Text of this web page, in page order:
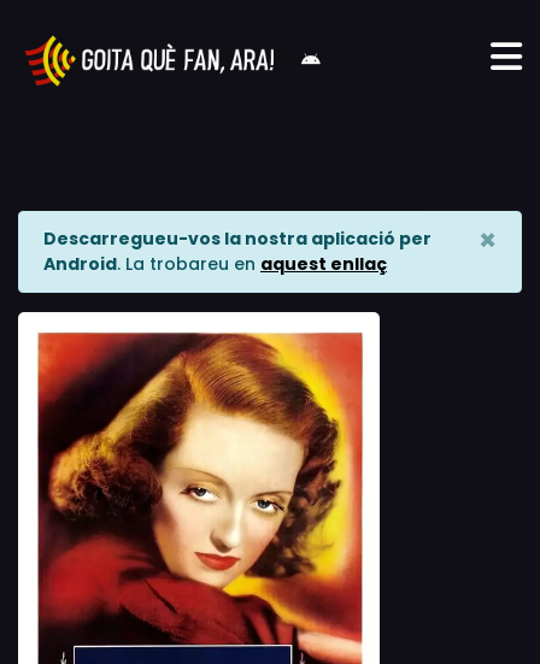
Descarregueu-vos la nostra aplicació per
Android. La trobareu en aquest enllaç
×